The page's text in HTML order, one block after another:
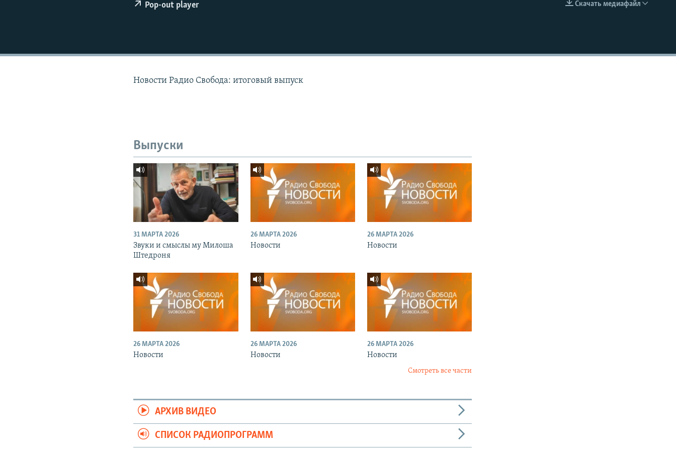
EMBED
Скачать медиафайл
Pop-out player
Новости Радио Свобода: итоговый выпуск
Выпуски
31 МАРТА 2026
Звуки и смыслы му Милоша
Штедроня
26 МАРТА 2026
Новости
26 МАРТА 2026
Новости
26 МАРТА 2026
Новости
26 МАРТА 2026
Новости
26 МАРТА 2026
Новости
Смотреть все части
АРХИВ ВИДЕО
СПИСОК РАДИОПРОГРАММ